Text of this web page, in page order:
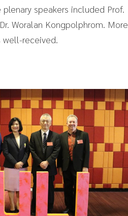
speakers included Prof.
Woralan Kongpolphrom. More
received.